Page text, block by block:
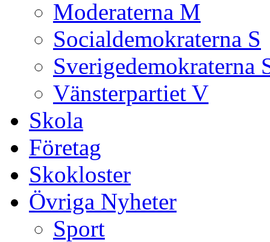
Moderaterna M
Socialdemokraterna S
Sverigedemokraterna
Vänsterpartiet V
Skola
Företag
Skokloster
Övriga Nyheter
Sport